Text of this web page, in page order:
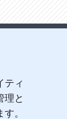
ティ
理と
。